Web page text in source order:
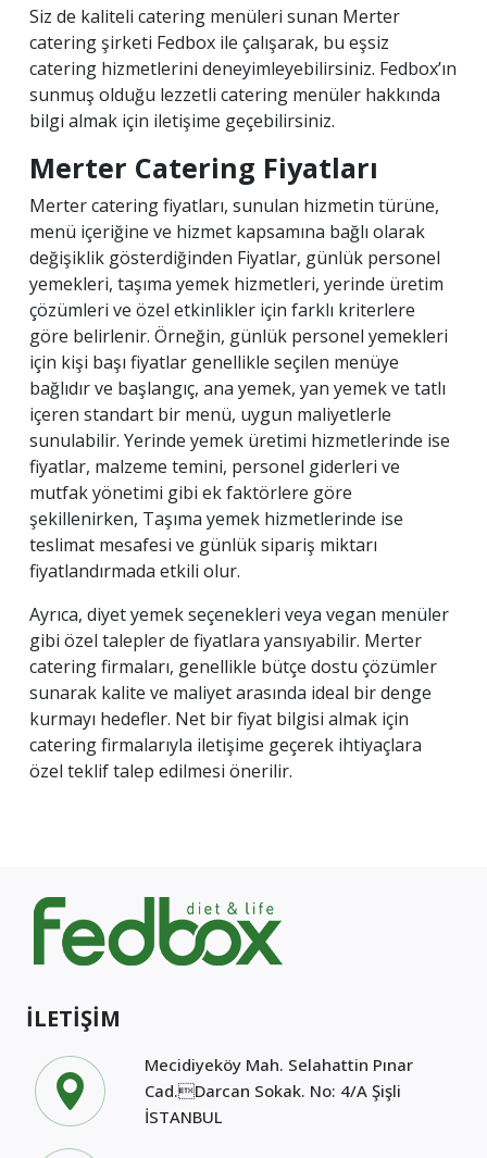
Siz de kaliteli catering menüleri sunan Merter
catering şirketi Fedbox ile çalışarak, bu eşsiz
catering hizmetlerini deneyimleyebilirsiniz. Fedbox’ın
sunmuş olduğu lezzetli catering menüler hakkında
bilgi almak için iletişime geçebilirsiniz.
Merter Catering Fiyatları
Merter catering fiyatları, sunulan hizmetin türüne,
menü içeriğine ve hizmet kapsamına bağlı olarak
değişiklik gösterdiğinden Fiyatlar, günlük personel
yemekleri, taşıma yemek hizmetleri, yerinde üretim
çözümleri ve özel etkinlikler için farklı kriterlere
göre belirlenir. Örneğin, günlük personel yemekleri
için kişi başı fiyatlar genellikle seçilen menüye
bağlıdır ve başlangıç, ana yemek, yan yemek ve tatlı
içeren standart bir menü, uygun maliyetlerle
sunulabilir. Yerinde yemek üretimi hizmetlerinde ise
fiyatlar, malzeme temini, personel giderleri ve
mutfak yönetimi gibi ek faktörlere göre
şekillenirken, Taşıma yemek hizmetlerinde ise
teslimat mesafesi ve günlük sipariş miktarı
fiyatlandırmada etkili olur.
Ayrıca, diyet yemek seçenekleri veya vegan menüler
gibi özel talepler de fiyatlara yansıyabilir. Merter
catering firmaları, genellikle bütçe dostu çözümler
sunarak kalite ve maliyet arasında ideal bir denge
kurmayı hedefler. Net bir fiyat bilgisi almak için
catering firmalarıyla iletişime geçerek ihtiyaçlara
özel teklif talep edilmesi önerilir.
İLETİŞİM
Mecidiyeköy Mah. Selahattin Pınar
Cad.Darcan Sokak. No: 4/A Şişli
İSTANBUL